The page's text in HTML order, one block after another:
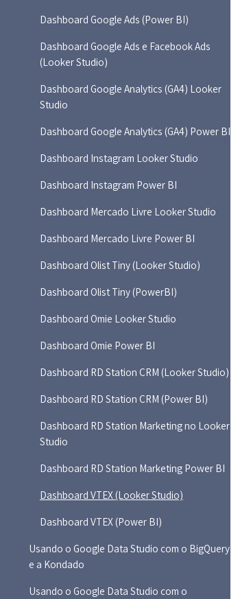
Dashboard Google Ads (Power BI)
Dashboard Google Ads e Facebook Ads
(Looker Studio)
Dashboard Google Analytics (GA4) Looker
Studio
Dashboard Google Analytics (GA4) Power BI
Dashboard Instagram Looker Studio
Dashboard Instagram Power BI
Dashboard Mercado Livre Looker Studio
Dashboard Mercado Livre Power BI
Dashboard Olist Tiny (Looker Studio)
Dashboard Olist Tiny (PowerBI)
Dashboard Omie Looker Studio
Dashboard Omie Power BI
Dashboard RD Station CRM (Looker Studio)
Dashboard RD Station CRM (Power BI)
Dashboard RD Station Marketing no Looker
Studio
Dashboard RD Station Marketing Power BI
Dashboard VTEX (Looker Studio)
Dashboard VTEX (Power BI)
Usando o Google Data Studio com o BigQuery
e a Kondado
Usando o Google Data Studio com o